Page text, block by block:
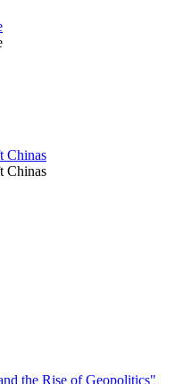
Chinas
Chinas
the Rise of Geopolitics"